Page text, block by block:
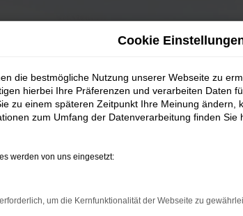
Cookie
die bestmögliche Nutzung unserer Webseite zu
hierbei Ihre Präferenzen und verarbeiten Daten
zu einem späteren Zeitpunkt Ihre Meinung
zum Umfang der Datenverarbeitung finden Sie
werden von uns eingesetzt:
um die Kernfunktionalität der Webseite zu